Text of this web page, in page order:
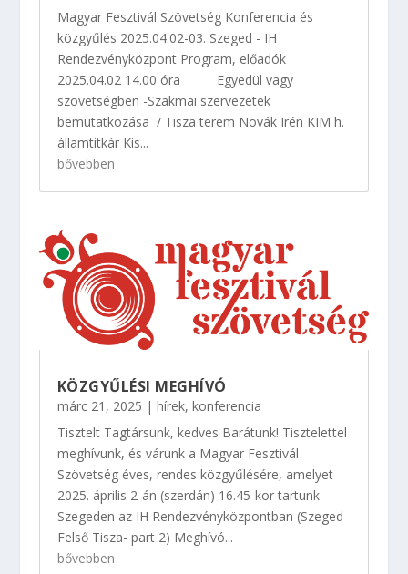
Magyar Fesztivál Szövetség Konferencia és
közgyűlés 2025.04.02-03. Szeged - IH
Rendezvényközpont Program, előadók
2025.04.02 14.00 óra Egyedül vagy
szövetségben -Szakmai szervezetek
bemutatkozása / Tisza terem Novák Irén KIM h.
államtitkár Kis...
bővebben
KÖZGYŰLÉSI MEGHÍVÓ
márc 21, 2025 | hírek, konferencia
Tisztelt Tagtársunk, kedves Barátunk! Tisztelettel
meghívunk, és várunk a Magyar Fesztivál
Szövetség éves, rendes közgyűlésére, amelyet
2025. április 2-án (szerdán) 16.45-kor tartunk
Szegeden az IH Rendezvényközpontban (Szeged
Felső Tisza- part 2) Meghívó...
bővebben